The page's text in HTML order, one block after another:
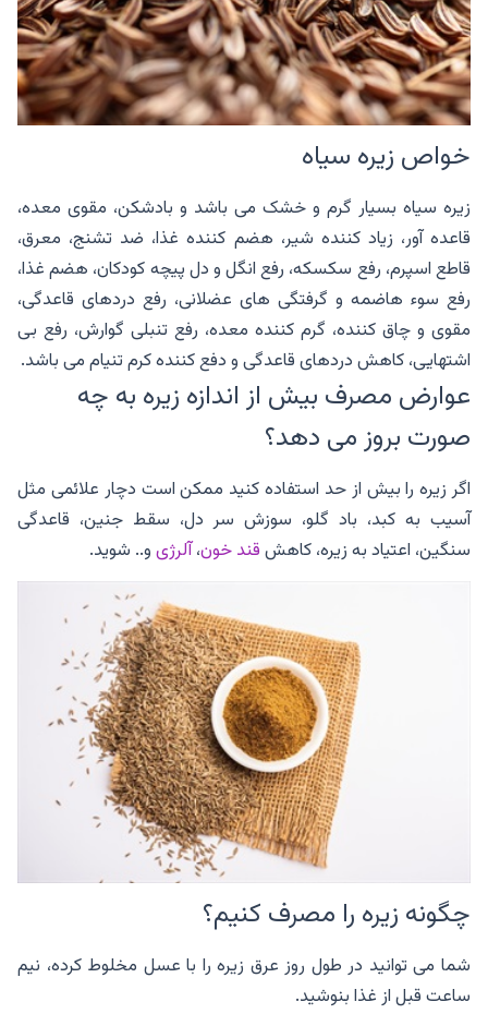
خواص زیره سیاه
زیره سیاه بسیار گرم و خشک می باشد و بادشکن، مقوی معده،
قاعده آور، زیاد کننده شیر، هضم کننده غذا، ضد تشنج، معرق،
قاطع اسپرم، رفع سکسکه، رفع انگل و دل پیچه کودکان، هضم غذا،
رفع سوء هاضمه و گرفتگی های عضلانی، رفع دردهای قاعدگی،
مقوی و چاق کننده، گرم کننده معده، رفع تنبلی گوارش، رفع بی
اشتهایی، کاهش دردهای قاعدگی و دفع کننده کرم تنیام می باشد.
عوارض مصرف بیش از اندازه زیره به چه
صورت بروز می دهد؟
اگر زیره را بیش از حد استفاده کنید ممکن است دچار علائمی مثل
آسیب به کبد، باد گلو، سوزش سر دل، سقط جنین، قاعدگی
سنگین، اعتیاد به زیره، کاهشقند خون،آلرژیو.. شوید.
چگونه زیره را مصرف کنیم؟
شما می توانید در طول روز عرق زیره را با عسل مخلوط کرده، نیم
ساعت قبل از غذا بنوشید.